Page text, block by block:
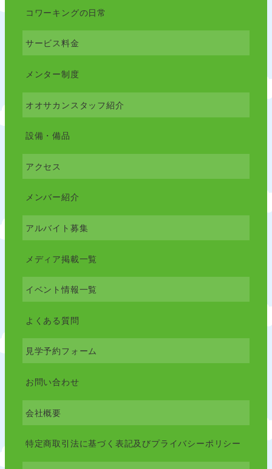
コワーキングの日常
サービス料金
メンター制度
オオサカンスタッフ紹介
設備・備品
アクセス
メンバー紹介
アルバイト募集
メディア掲載一覧
イベント情報一覧
よくある質問
見学予約フォーム
お問い合わせ
会社概要
特定商取引法に基づく表記及びプライバシーポリシー